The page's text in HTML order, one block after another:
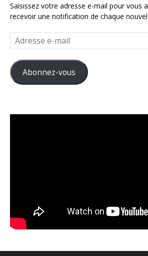
Saisissez votre adresse e-mail pour vous
recevoir une notification de chaque
Adresse
e-
mail
Abonnez-vous